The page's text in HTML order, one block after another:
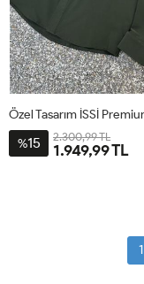
%15 2.300,99 TL
1.949,99 TL
1